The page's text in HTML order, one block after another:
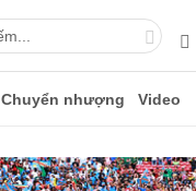
Chuyển nhượng Video